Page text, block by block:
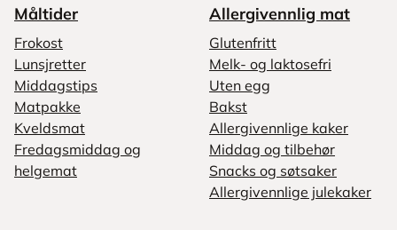
Måltider
Frokost
Lunsjretter
Middagstips
Matpakke
Kveldsmat
Fredagsmiddag og
helgemat
Allergivennlig mat
Glutenfritt
Melk- og laktosefri
Uten egg
Bakst
Allergivennlige kaker
Middag og tilbehør
Snacks og søtsaker
Allergivennlige julekaker